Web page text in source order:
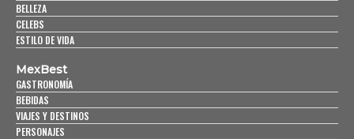
BELLEZA
CELEBS
ESTILO DE VIDA
MexBest
GASTRONOMÍA
BEBIDAS
VIAJES Y DESTINOS
PERSONAJES